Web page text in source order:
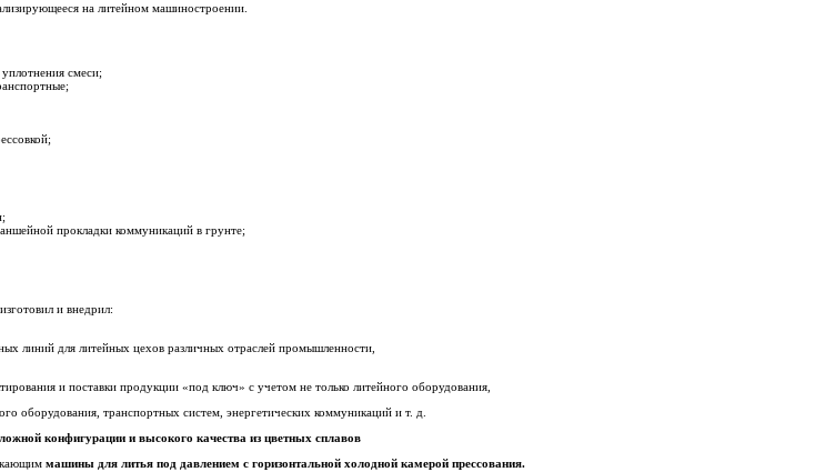
на литейном машиностроении.
смеси;
прокладки коммуникаций в грунте;
и внедрил:
линий для литейных цехов различных отраслей промышленности,
и поставки продукции «под ключ» с учетом не только литейного оборудования,
оборудования, транспортных систем, энергетических коммуникаций и т. д.
конфигурации и высокого качества из цветных сплавов
машины для литья под давлением с горизонтальной холодной камерой прессования.